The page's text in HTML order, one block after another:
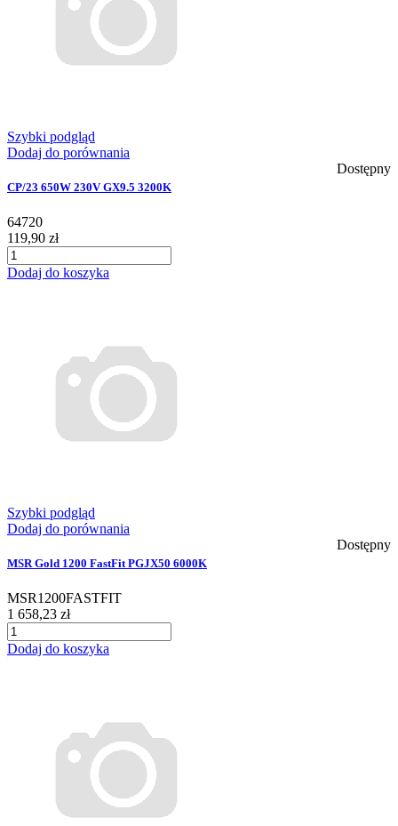
Szybki podgląd
Dodaj do porównania
Dostępny
CP/23 650W 230V GX9.5 3200K
64720
119,90 zł
Dodaj do koszyka
Szybki podgląd
Dodaj do porównania
Dostępny
MSR Gold 1200 FastFit PGJX50 6000K
MSR1200FASTFIT
1 658,23 zł
Dodaj do koszyka